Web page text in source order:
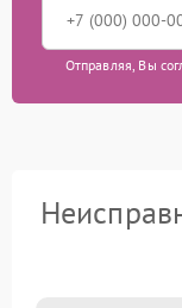
Отправляя, Вы